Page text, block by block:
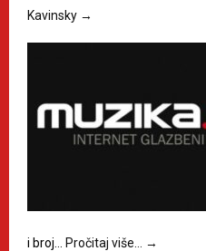
Kavinsky →
i broj…
Pročitaj više… →